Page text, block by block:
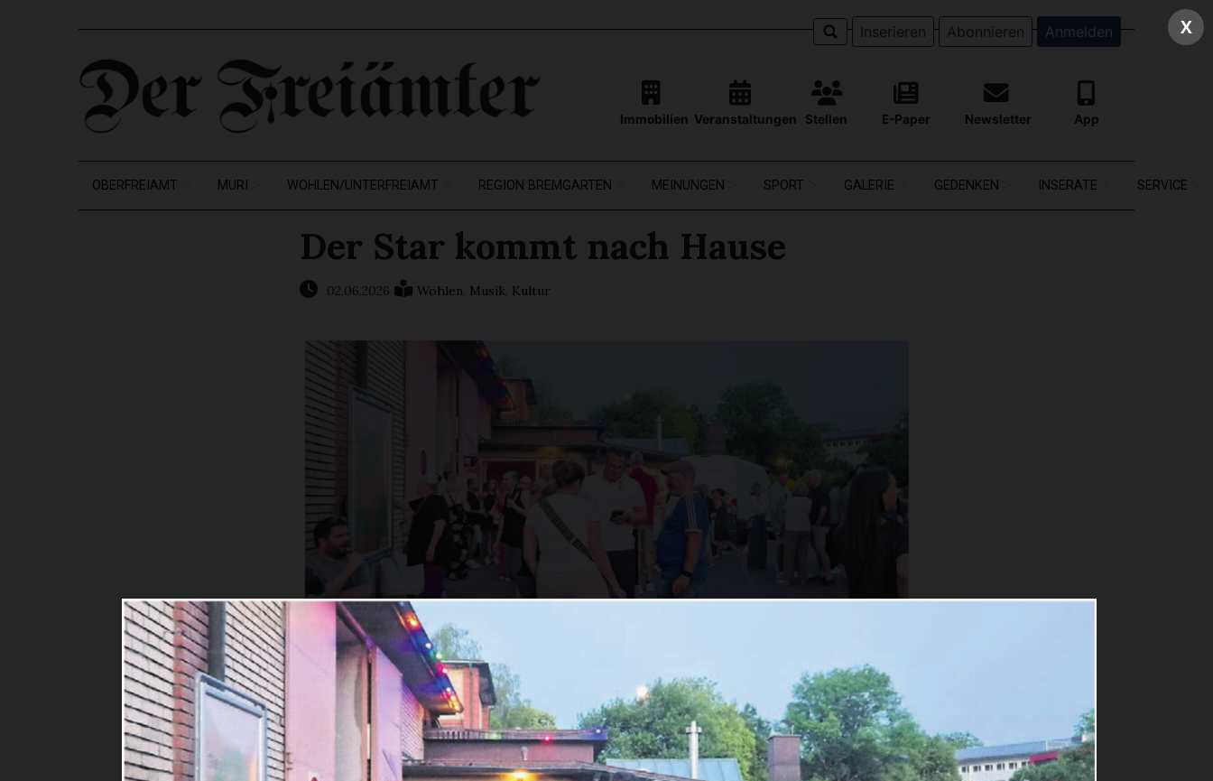
Inserieren Abonnieren Anmelden
Immobilien Veranstaltungen Stellen E-Paper Newsletter App
OBERFREIAMT MURI WOHLEN/UNTERFREIAMT REGION BREMGARTEN MEINUNGEN SPORT GALERIE GEDENKEN INSERATE SERVICE
Der Star kommt nach Hause
02.06.2026 Wohlen, Musik, Kultur
Vor dem Kulturwerk Bleichi suchten die Konzertbesucher etwas Abkühlung,
denn drinnen war es heiss.
Mit bester Musik, Heimatgefühlen und selbst gemachten Witzen: Jan Seven
Dettwyler gastierte im Kulturwerk Bleichi
X